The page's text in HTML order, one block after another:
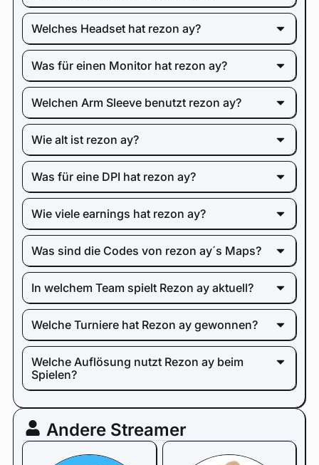
Welches Headset hat rezon ay?
Was für einen Monitor hat rezon ay?
Welchen Arm Sleeve benutzt rezon ay?
Wie alt ist rezon ay?
Was für eine DPI hat rezon ay?
Wie viele earnings hat rezon ay?
Was sind die Codes von rezon ay´s Maps?
In welchem Team spielt Rezon ay aktuell?
Welche Turniere hat Rezon ay gewonnen?
Welche Auflösung nutzt Rezon ay beim
Spielen?
Andere Streamer